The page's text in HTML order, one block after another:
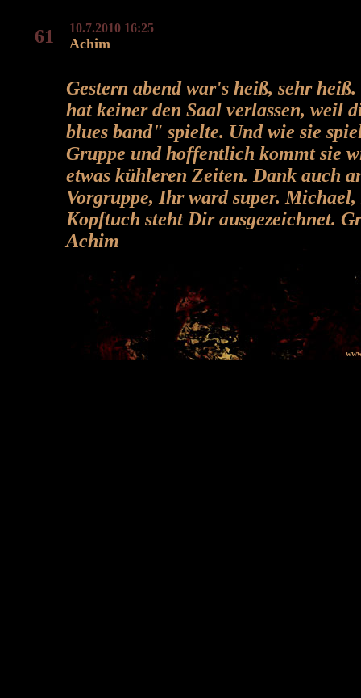
61 10.7.2010 16:25
Achim
Gestern abend war's heiß, sehr
hat keiner den Saal verlassen, weil
blues band" spielte. Und wie sie
Gruppe und hoffentlich kommt sie
etwas kühleren Zeiten. Dank auch
Vorgruppe, Ihr ward super.
Kopftuch steht Dir ausgezeichnet.
Achim